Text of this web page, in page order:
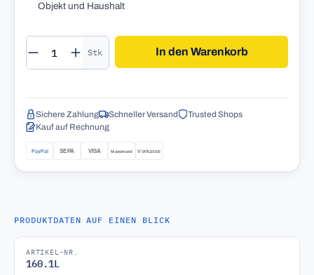
Objekt und Haushalt
Produkt Anzahl: Gib den gewünschten
Stk In den Warenkorb
Sichere Zahlung Schneller Versand
Trusted Shops
Kauf auf Rechnung
PRODUKTDATEN AUF EINEN BLICK
ARTIKEL-NR.
160.1L